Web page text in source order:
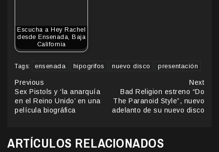
Escucha a Hey Rachel
desde Ensenada, Baja
California
Tags: ensenada hipogrifos nuevo disco presentación
Continue
Reading
Previous
Sex Pistols y ‘la anarquía
en el Reino Unido’ en una
película biográfica
Next
Bad Religion estreno “Do
The Paranoid Style”, nuevo
adelanto de su nuevo disco
ARTÍCULOS RELACIONADOS